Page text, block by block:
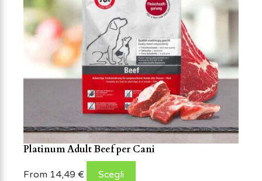
Platinum Adult Beef per Cani
From 14,49 € Scegli